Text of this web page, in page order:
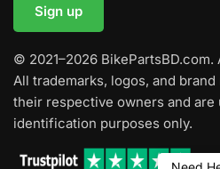
© 2021–2026 BikePartsBD.com.
All trademarks, logos, and
their respective owners and
identification purposes only.